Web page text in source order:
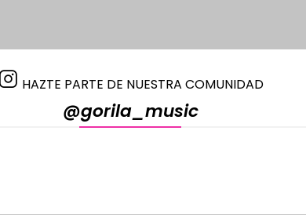
HAZTE PARTE DE NUESTRA COMUNIDAD
@gorila_music